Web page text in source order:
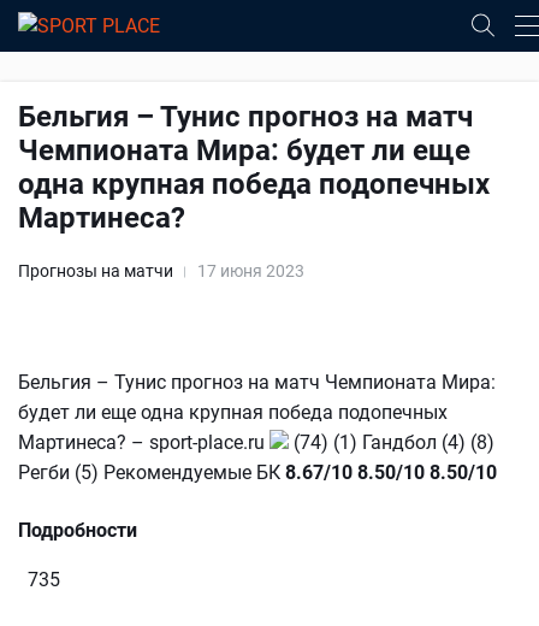
Бельгия – Тунис прогноз на матч
Чемпионата Мира: будет ли еще
одна крупная победа подопечных
Мартинеса?
Прогнозы на матчи 17 июня 2023
Бельгия – Тунис прогноз на матч Чемпионата Мира:
будет ли еще одна крупная победа подопечных
Мартинеса? – sport-place.ru
(74) (1) Гандбол (4) (8)
Регби (5) Рекомендуемые БК 8.67/10 8.50/10 8.50/10
Подробности
735